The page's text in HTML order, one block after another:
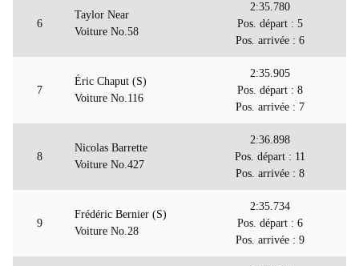
6
Taylor Near
Voiture No.58
2:35.780
Pos. départ : 5
Pos. arrivée : 6
7
Éric Chaput (S)
Voiture No.116
2:35.905
Pos. départ : 8
Pos. arrivée : 7
8
Nicolas Barrette
Voiture No.427
2:36.898
Pos. départ : 11
Pos. arrivée : 8
9
Frédéric Bernier (S)
Voiture No.28
2:35.734
Pos. départ : 6
Pos. arrivée : 9